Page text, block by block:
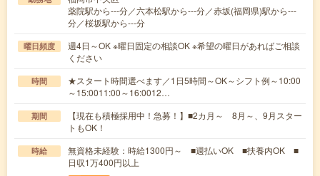
薬院駅から---分／六本松駅から---分／赤坂(福岡県)駅から---
分／桜坂駅から---分
曜日頻度
週4日～OK ※曜日固定の相談OK ※希望の曜日があればご相談
ください
時間
★スタート時間選べます／1日5時間～OK～シフト例～10:00
～15:0011:00～16:0012…
期間
【現在も積極採用中！急募！】■2カ月～ 8月～、9月スター
トもOK！
時給
無資格未経験：時給1300円～ ■週払いOK ■扶養内OK ■
日収1万400円以上